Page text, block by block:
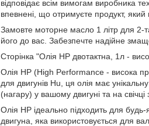
відповідає всім вимогам виробника
впевнені, що отримуєте продукт, який
Замовте моторне масло 1 літр для 2-
його до вас. Забезпечте надійне
Сторінка "Олія HP двотактна, 1л -
Олія HP (High Performance - висока
для двигунів Hu, ця олія має
(нагару) у вашому двигуні та на
Олія HP ідеально підходить для
двигуна, яка використовується для